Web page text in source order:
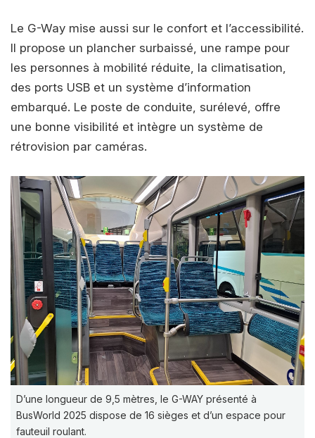
Le G-Way mise aussi sur le confort et l’accessibilité.
Il propose un plancher surbaissé, une rampe pour
les personnes à mobilité réduite, la climatisation,
des ports USB et un système d’information
embarqué. Le poste de conduite, surélevé, offre
une bonne visibilité et intègre un système de
rétrovision par caméras.
D’une longueur de 9,5 mètres, le G-WAY présenté à
BusWorld 2025 dispose de 16 sièges et d’un espace pour
fauteuil roulant.